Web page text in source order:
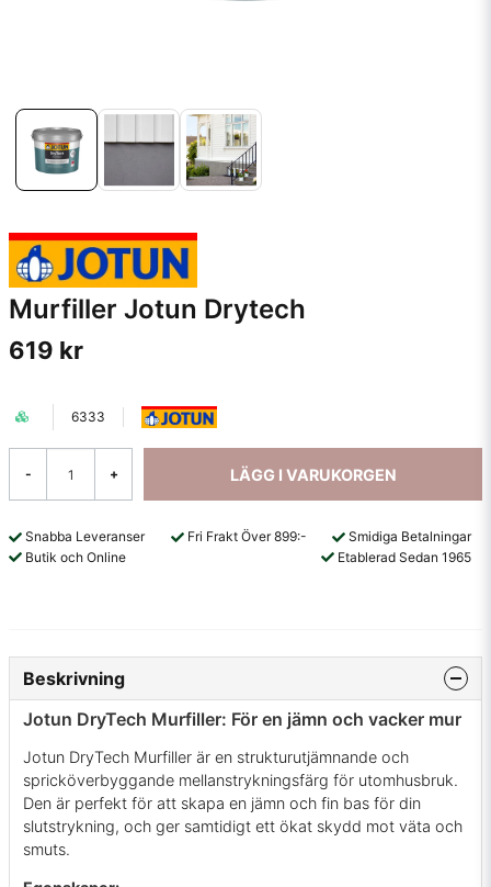
Murfiller Jotun Drytech
619 kr
6333
- + LÄGG I VARUKORGEN
Snabba Leveranser Fri Frakt Över 899:-
Smidiga Betalningar
Butik och Online
Etablerad Sedan 1965
Beskrivning
Jotun DryTech Murfiller: För en jämn och vacker mur
Jotun DryTech Murfiller är en strukturutjämnande och
spricköverbyggande mellanstrykningsfärg för utomhusbruk.
Den är perfekt för att skapa en jämn och fin bas för din
slutstrykning, och ger samtidigt ett ökat skydd mot väta och
smuts.